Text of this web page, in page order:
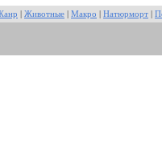
Животные Макро Натюрморт